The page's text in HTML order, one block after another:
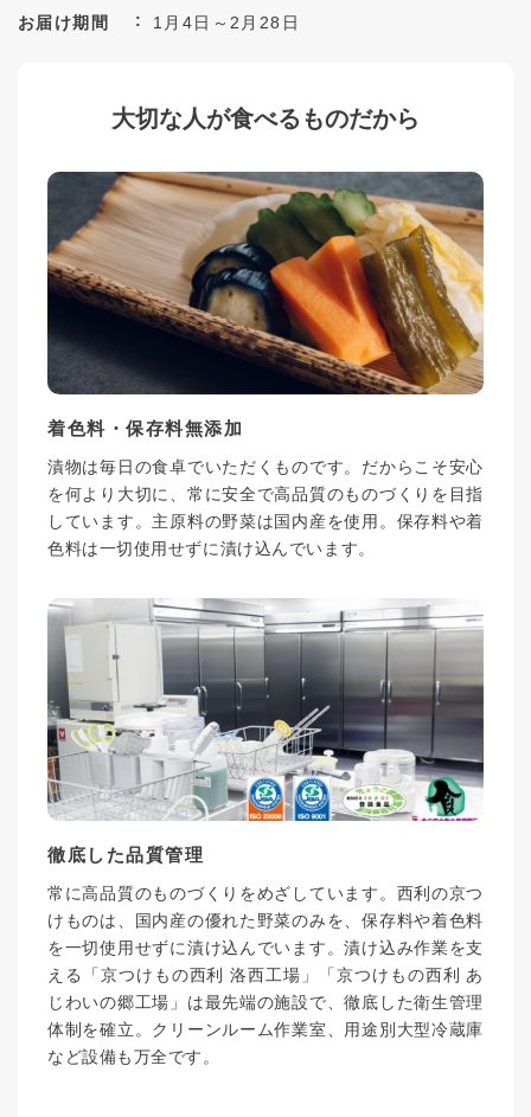
お届け期間 1月4日～2月28日
大切な人が食べるものだから
着色料・保存料無添加
漬物は毎日の食卓でいただくものです。だからこそ安心
を何より大切に、常に安全で高品質のものづくりを目指
しています。主原料の野菜は国内産を使用。保存料や着
色料は一切使用せずに漬け込んでいます。
徹底した品質管理
常に高品質のものづくりをめざしています。西利の京つ
けものは、国内産の優れた野菜のみを、保存料や着色料
を一切使用せずに漬け込んでいます。漬け込み作業を支
える「京つけもの西利 洛西工場」「京つけもの西利 あ
じわいの郷工場」は最先端の施設で、徹底した衛生管理
体制を確立。クリーンルーム作業室、用途別大型冷蔵庫
など設備も万全です。